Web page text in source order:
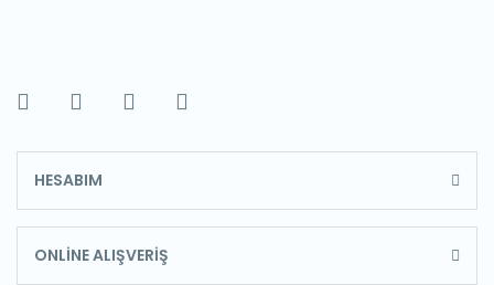
HESABIM
ONLİNE ALIŞVERİŞ